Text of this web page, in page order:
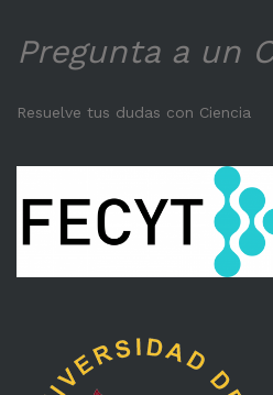
Pregunta a un
Resuelve tus dudas con Ciencia